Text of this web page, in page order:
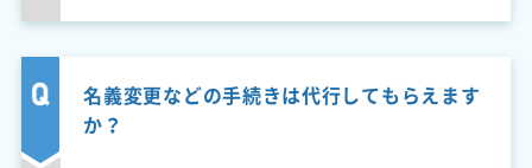
名義変更などの手続きは代行してもらえます
か？